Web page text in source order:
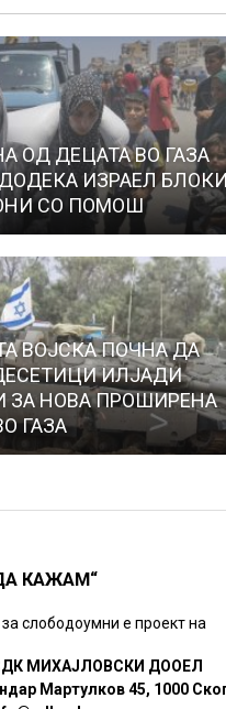
ОД ДЕЦАТА ВО ГАЗА
ИЗРАЕЛ
СО ПОМОШ
ВОЈСКА ПОЧНА ДА
ИЛЈАДИ
ЗА НОВА ПРОШИРЕНА
ГАЗА
КАЖАМ“
слободоумни е проект на
МИХАЈЛОВСКИ ДООЕЛ
Мартулков 45, 1000